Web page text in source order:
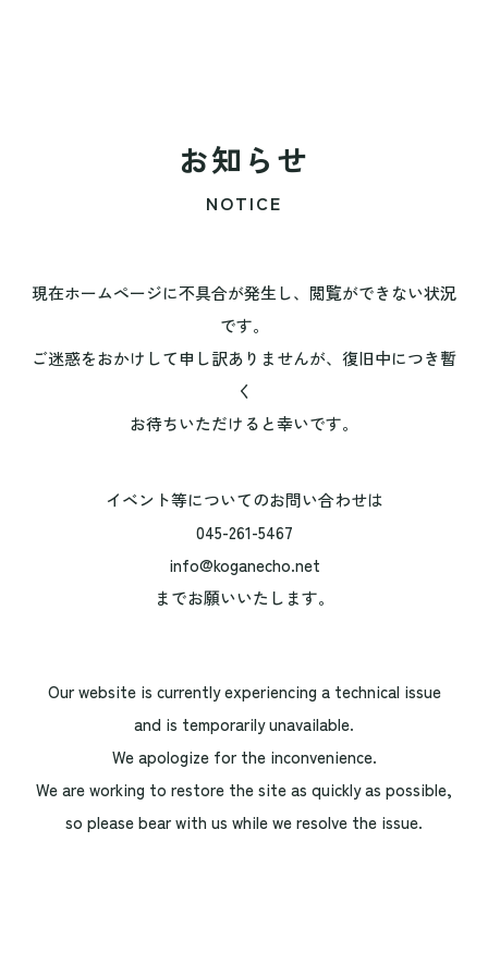
お知らせ
NOTICE
現在ホームページに不具合が発生し、閲覧ができない状況
です。
ご迷惑をおかけして申し訳ありませんが、復旧中につき暫
く
お待ちいただけると幸いです。
イベント等についてのお問い合わせは
045-261-5467
info@koganecho.net
までお願いいたします。
Our website is currently experiencing a technical issue
and is temporarily unavailable.
We apologize for the inconvenience.
We are working to restore the site as quickly as possible,
so please bear with us while we resolve the issue.